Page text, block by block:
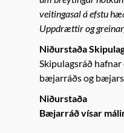
veitingasal á efstu
Uppdrættir og
Niðurstaða
Skipulagsráð
bæjarráðs og
Niðurstaða
Bæjarráð vísar